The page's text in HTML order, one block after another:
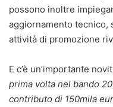
possono inoltre
aggiornamento tecnico,
attività di promozione
E c’è un’importante
prima volta nel bando
contributo di 150mila